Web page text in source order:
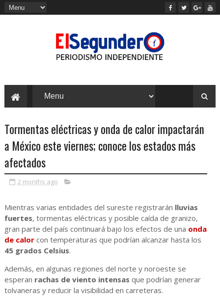
Tormentas eléctricas y onda de calor impactarán
a México este viernes; conoce los estados más
afectados
2 months ago
Mientras varias entidades del sureste registrarán lluvias
fuertes, tormentas eléctricas y posible caída de granizo,
gran parte del país continuará bajo los efectos de una onda
de calorcon temperaturas que podrían alcanzar hasta los
45 grados Celsius.
Además, en algunas regiones del norte y noroeste se
esperan rachas de viento intensas que podrían generar
tolvaneras y reducir la visibilidad en carreteras.